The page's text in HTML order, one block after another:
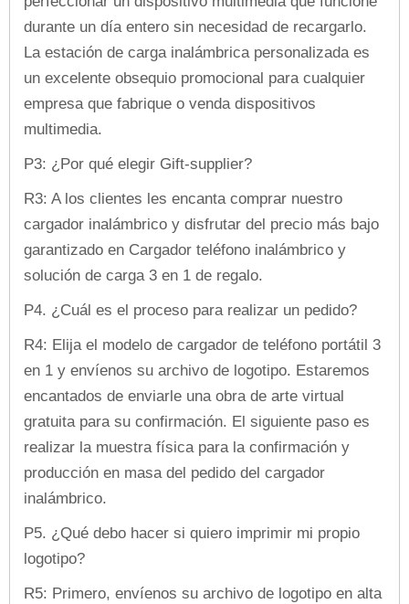
durante un día entero sin necesidad de recargarlo.
La estación de carga inalámbrica personalizada es
un excelente obsequio promocional para cualquier
empresa que fabrique o venda dispositivos
multimedia.
P3: ¿Por qué elegir Gift-supplier?
R3: A los clientes les encanta comprar nuestro
cargador inalámbrico y disfrutar del precio más bajo
garantizado en Cargador teléfono inalámbrico y
solución de carga 3 en 1 de regalo.
P4. ¿Cuál es el proceso para realizar un pedido?
R4: Elija el modelo de cargador de teléfono portátil 3
en 1 y envíenos su archivo de logotipo. Estaremos
encantados de enviarle una obra de arte virtual
gratuita para su confirmación. El siguiente paso es
realizar la muestra física para la confirmación y
producción en masa del pedido del cargador
inalámbrico.
P5. ¿Qué debo hacer si quiero imprimir mi propio
logotipo?
R5: Primero, envíenos su archivo de logotipo en alta